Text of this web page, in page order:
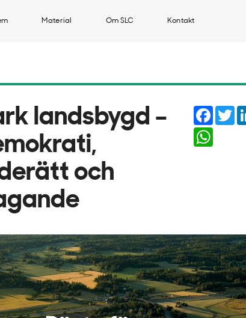
Material Om SLC Kontakt
landsbygd –
och